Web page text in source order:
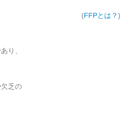
り、
乏の
(FFPとは？)